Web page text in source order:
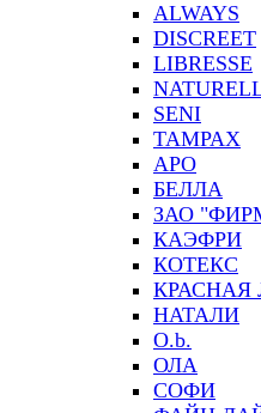
ALWAYS
DISCREET
LIBRESSE
SENI
TAMPAX
АРО
БЕЛЛА
ЗАО
КАЭФРИ
КОТЕКС
КРАСНАЯ
НАТАЛИ
О.b.
ОЛА
СОФИ